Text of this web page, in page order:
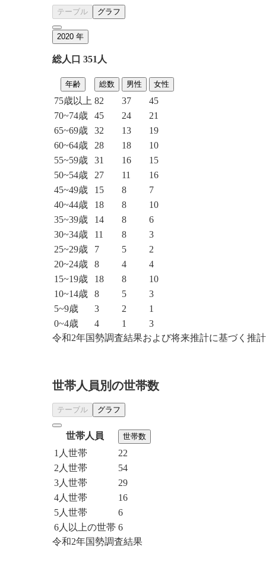
テーブル グラフ
2020 年
総人口 351人
年齢 総数 男性 女性
75歳以上 82 37
45
70~74歳
45 24
21
65~69歳
32 13
19
60~64歳
28 18
10
55~59歳
31 16
15
50~54歳
27 11
16
45~49歳
15 8
7
40~44歳
18 8
10
35~39歳
14 8
6
30~34歳
11 8
3
25~29歳
7 5
2
20~24歳
8 4
4
15~19歳
18 8
10
10~14歳
8 5
3
5~9歳
3 2
1
0~4歳
4 1
3
令和2年国勢調査結果および将来推計に基づく推
世帯人員別の世帯数
テーブル グラフ
世帯人員 世帯数
1人世帯
22
2人世帯
54
3人世帯
29
4人世帯
16
5人世帯
6
6人以上の世帯 6
令和2年国勢調査結果